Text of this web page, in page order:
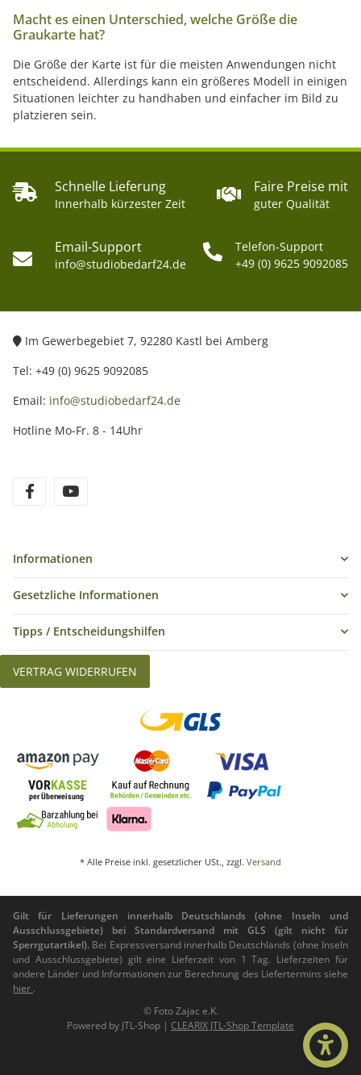
Macht es einen Unterschied, welche Größe die
Graukarte hat?
Die Größe der Karte ist für die meisten Anwendungen nicht
entscheidend. Allerdings kann ein größeres Modell in einigen
Situationen leichter zu handhaben und einfacher im Bild zu
platzieren sein.
Schnelle Lieferung
Innerhalb kürzester Zeit
Faire Preise mit
guter Qualität
Email-Support
info@studiobedarf24.de
Telefon-Support
+49 (0) 9625 9092085
Im Gewerbegebiet 7, 92280 Kastl bei Amberg
Tel: +49 (0) 9625 9092085
Email: info@studiobedarf24.de
Hotline Mo-Fr. 8 - 14Uhr
Informationen
Gesetzliche Informationen
Tipps / Entscheidungshilfen
VERTRAG WIDERRUFEN
* Alle Preise inkl. gesetzlicher USt., zzgl. Versand
Gilt für Lieferungen innerhalb Deutschlands (ohne Inseln und
Ausschlussgebiete) bei Standardversand mit GLS (gilt nicht für
Sperrgutartikel). Bei Expressversand innerhalb Deutschlands (ohne Inseln
und Ausschlussgebiete) gilt eine Lieferzeit von 1 Tag. Lieferzeiten für
andere Länder und Informationen zur Berechnung des Liefertermins siehe
hier .
© Foto Zajac e.K.
Powered by JTL-Shop | CLEARIX JTL-Shop Template